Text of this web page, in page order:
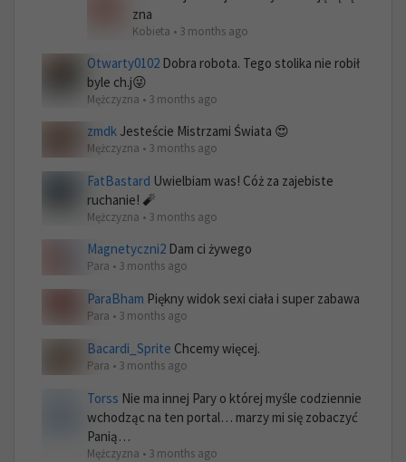
zna
Kobieta • 3 months ago
Otwarty0102 Dobra robota. Tego stolika nie robił
byle ch.j😜
Mężczyzna • 3 months ago
zmdk Jesteście Mistrzami Świata 😍
Mężczyzna • 3 months ago
FatBastard Uwielbiam was! Cóż za zajebiste
ruchanie! 🧨
Mężczyzna • 3 months ago
Magnetyczni2 Dam ci żywego
Para • 3 months ago
ParaBham Piękny widok sexi ciała i super zabawa
Para • 3 months ago
Bacardi_Sprite Chcemy więcej.
Para • 3 months ago
Torss Nie ma innej Pary o której myśle codziennie
wchodząc na ten portal… marzy mi się zobaczyć
Panią…
Mężczyzna • 3 months ago